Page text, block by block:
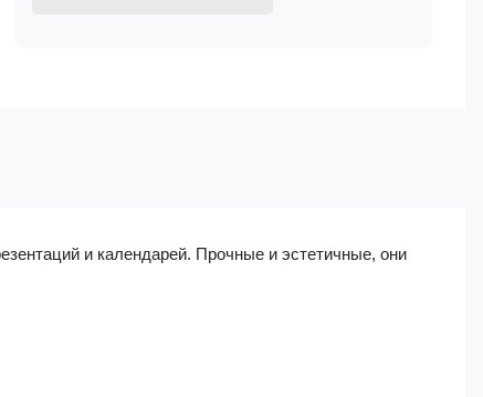
и календарей. Прочные и эстетичные, они